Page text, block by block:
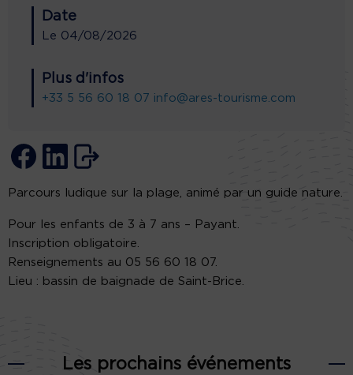
Date
Le 04/08/2026
Plus d'infos
+33 5 56 60 18 07 info@ares-tourisme.com
Parcours ludique sur la plage, animé par un guide nature.
Pour les enfants de 3 à 7 ans – Payant.
Inscription obligatoire.
Renseignements au 05 56 60 18 07.
Lieu : bassin de baignade de Saint-Brice.
Les prochains événements